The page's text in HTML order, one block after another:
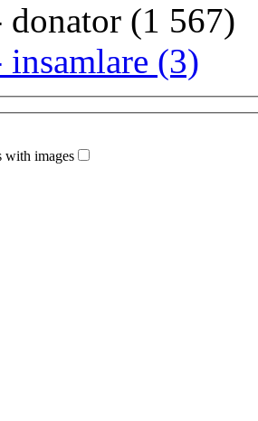
donator (1 567)
insamlare (3)
with images